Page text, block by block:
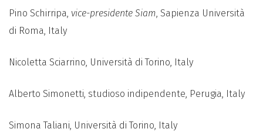
Pino Schirripa, vice-presidente Siam, Sapienza Università
di Roma, Italy
Nicoletta Sciarrino, Università di Torino, Italy
Alberto Simonetti, studioso indipendente, Perugia, Italy
Simona Taliani, Università di Torino, Italy